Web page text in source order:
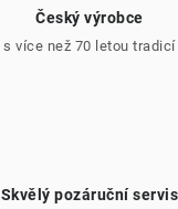
Český výrobce
s více než 70 letou tradicí
Skvělý pozáruční servis